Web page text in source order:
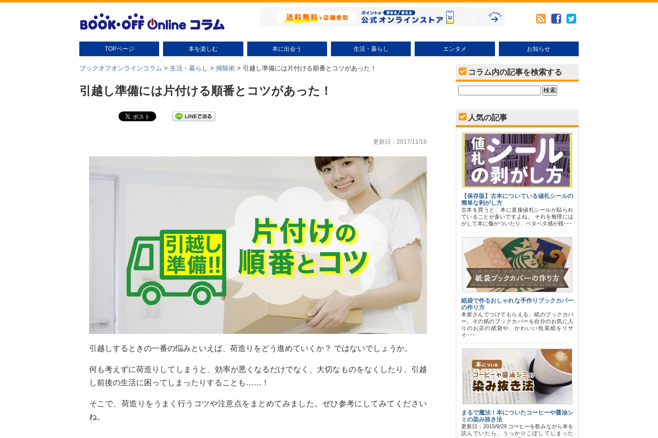
TOPページ 本を楽しむ
本の扱い方
本の保管
読書グッズ
読書術
本の豆知識・雑学
本のさがし方
本に出会う
小説（テーマ別）
ミステリー小説
時代小説
文学小説
ラノベ
コミック（テーマ別）
少年コミック
少女コミック
大人コミック
絵本・児童書
趣味・実用
エッセイ
ビジネス書
自己啓発
研究・評論
話題
生活・暮らし エンタメ お知らせ
ブックオフオンラインコラム > 生活・暮らし > 掃除術 > 引越し準備には片付ける順番とコツがあった！
引越し準備には片付ける順番とコツがあった！
更新日：2017/11/16
引越しするときの一番の悩みといえば、荷造りをどう進めていくか？ ではないでしょうか。
何も考えずに荷造りしてしまうと、効率が悪くなるだけでなく、大切なものをなくしたり、引越
し前後の生活に困ってしまったりすることも……！
そこで、荷造りをうまく行うコツや注意点をまとめてみました。ぜひ参考にしてみてください
ね。
コラム内の記事を検索する
人気の記事
【保存版】古本についている値札シールの
簡単な剥がし方
古本を買うと、本に直接値札シールが貼られ
ていることが多いですよね。 それを無理には
がして本に傷がついたり、ベタベタ感が残･･･
紙袋で作るおしゃれな手作りブックカバー
の作り方
本屋さんでつけてもらえる、紙のブックカバ
ー。その紙のブックカバーを自分のお気に入
りのお店の紙袋や、かわいい包装紙をリサ
イ･･･
まるで魔法！本についたコーヒーや醤油シ
ミの染み抜き法
更新日：2015/9/29 コーヒーを飲みながら本を
読んでいたら、うっかりこぼしてしまった